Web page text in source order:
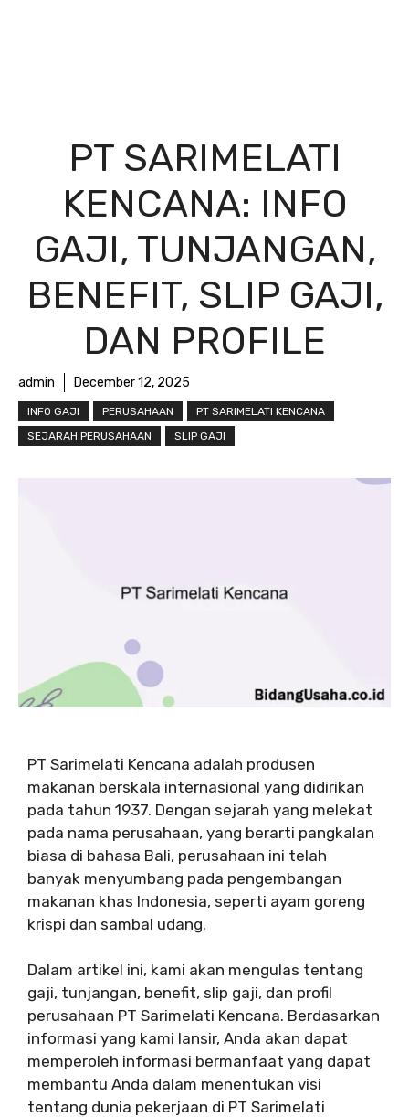
PT SARIMELATI
KENCANA: INFO
GAJI, TUNJANGAN,
BENEFIT, SLIP GAJI,
DAN PROFILE
admin December 12, 2025
INFO GAJI PERUSAHAAN
PT SARIMELATI KENCANA
SEJARAH PERUSAHAAN
SLIP GAJI
PT Sarimelati Kencana adalah produsen
makanan berskala internasional yang didirikan
pada tahun 1937. Dengan sejarah yang melekat
pada nama perusahaan, yang berarti pangkalan
biasa di bahasa Bali, perusahaan ini telah
banyak menyumbang pada pengembangan
makanan khas Indonesia, seperti ayam goreng
krispi dan sambal udang.
Dalam artikel ini, kami akan mengulas tentang
gaji, tunjangan, benefit, slip gaji, dan profil
perusahaan PT Sarimelati Kencana. Berdasarkan
informasi yang kami lansir, Anda akan dapat
memperoleh informasi bermanfaat yang dapat
membantu Anda dalam menentukan visi
tentang dunia pekerjaan di PT Sarimelati